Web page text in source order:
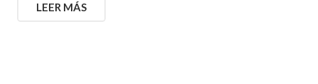
LEER MÁS